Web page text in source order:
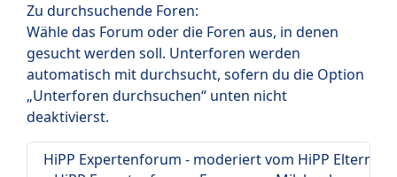
Zu durchsuchende Foren:
Wähle das Forum oder die Foren aus, in denen
gesucht werden soll. Unterforen werden
automatisch mit durchsucht, sofern du die Option
„Unterforen durchsuchen“ unten nicht
deaktivierst.